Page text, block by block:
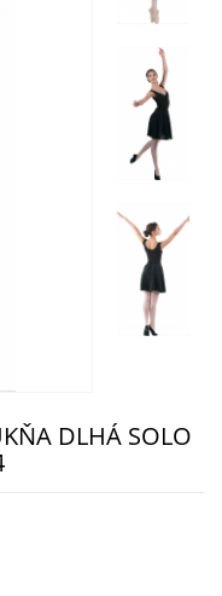
DLHÁ SOLO